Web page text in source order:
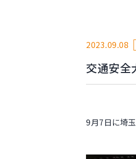
2023.09.08
交通安全
9月7日に埼